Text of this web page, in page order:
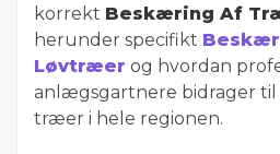
korrekt Beskæring Af
herunder specifikt
Løvtræer og hvordan
anlægsgartnere bidrager til
træer i hele regionen.